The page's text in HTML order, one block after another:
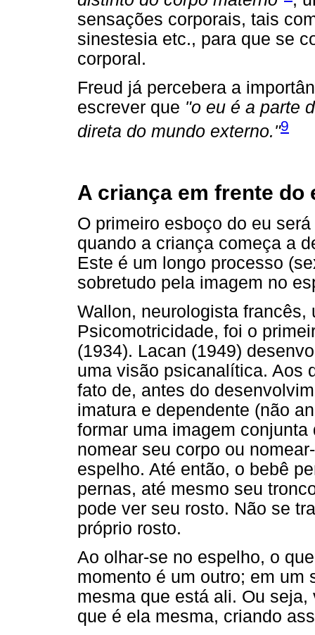
sensações corporais, tais
sinestesia etc., para que se
corporal.
Freud já percebera a
escrever que "o eu é a parte
direta do mundo externo."9
A criança em frente do
O primeiro esboço do eu
quando a criança começa a
Este é um longo processo
sobretudo pela imagem no
Wallon, neurologista francês,
Psicomotricidade, foi o
(1934). Lacan (1949)
uma visão psicanalítica. Aos
fato de, antes do
imatura e dependente (não
formar uma imagem
nomear seu corpo ou
espelho. Até então, o bebê
pernas, até mesmo seu
pode ver seu rosto. Não se
próprio rosto.
Ao olhar-se no espelho, o
momento é um outro; em um
mesma que está ali. Ou
que é ela mesma, criando